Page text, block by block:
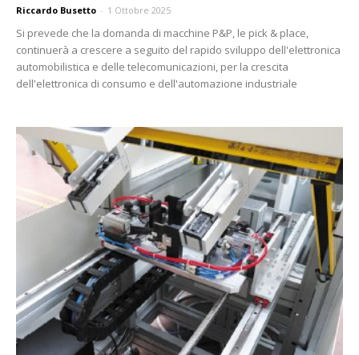
Riccardo Busetto - 1 Ottobre 2025
Si prevede che la domanda di macchine P&P, le pick & place,
continuerà a crescere a seguito del rapido sviluppo dell'elettronica
automobilistica e delle telecomunicazioni, per la crescita
dell'elettronica di consumo e dell'automazione industriale